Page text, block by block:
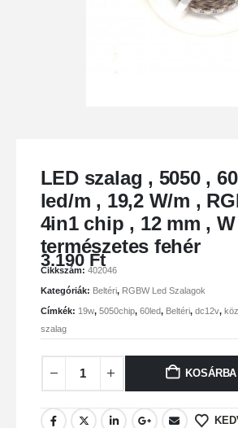
LED szalag , 5050 , 60
led/m , 19,2 W/m ,
4in1 chip , 12 mm , W
természetes fehér
3.190Ft
Cikkszám: 402046
Kategóriák: Beltéri, RGBW Led Szalagok
Címkék: 19w, 5050chip, 60led, Beltéri, dc12v,
szalag